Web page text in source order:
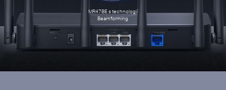
MR47BE s technologií
Beamforming